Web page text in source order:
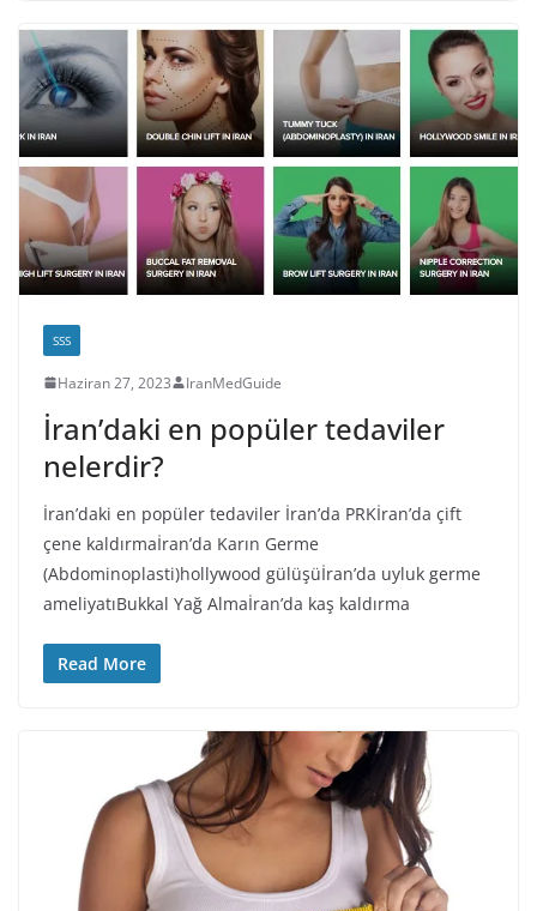
SSS
Haziran 27, 2023 IranMedGuide
İran’daki en popüler tedaviler
nelerdir?
İran’daki en popüler tedaviler İran’da PRKİran’da çift
çene kaldırmaİran’da Karın Germe
(Abdominoplasti)hollywood gülüşüİran’da uyluk germe
ameliyatıBukkal Yağ Almaİran’da kaş kaldırma
Read More